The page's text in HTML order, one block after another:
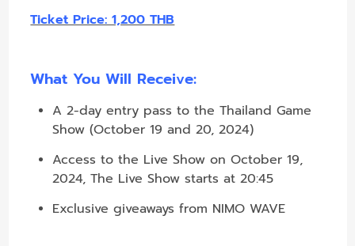
Ticket Price: 1,200 THB
What You Will Receive:
A 2-day entry pass to the Thailand Game
Show (October 19 and 20, 2024)
Access to the Live Show on October 19,
2024, The Live Show starts at 20:45
Exclusive giveaways from NIMO WAVE